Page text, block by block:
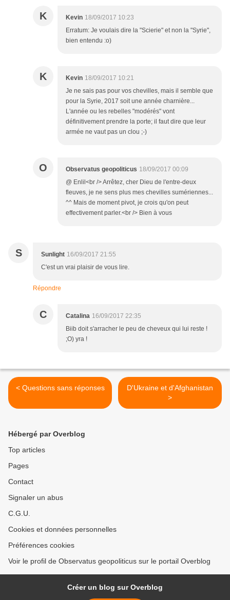
K Kevin 18/09/2017 10:23
Erratum: Je voulais dire la "Scierie" et non la "Syrie",
bien entendu :o)
K Kevin 18/09/2017 10:21
Je ne sais pas pour vos chevilles, mais il semble que
pour la Syrie, 2017 soit une année charnière...
L'année ou les rebelles "modérés" vont
définitivement prendre la porte; il faut dire que leur
armée ne vaut pas un clou ;-)
O Observatus geopoliticus 18/09/2017 00:09
@ Enlil<br /> Arrêtez, cher Dieu de l'entre-deux
fleuves, je ne sens plus mes chevilles sumériennes...
^^ Mais de moment pivot, je crois qu'on peut
effectivement parler.<br /> Bien à vous
S Sunlight 16/09/2017 21:55
C'est un vrai plaisir de vous lire.
Répondre
C Catalina 16/09/2017 22:35
Biib doit s'arracher le peu de cheveux qui lui reste !
;O) yra !
< Questions sans réponses
D'Ukraine et d'Afghanistan
>
Hébergé par Overblog
Top articles
Pages
Contact
Signaler un abus
C.G.U.
Cookies et données personnelles
Préférences cookies
Voir le profil de Observatus geopoliticus sur le portail Overblog
Créer un blog sur Overblog